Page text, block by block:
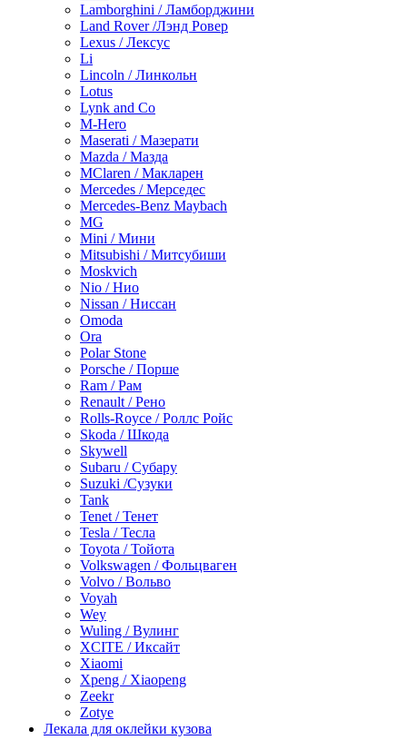
Lamborghini / Ламборджини
Land Rover /Лэнд Ровер
Lexus / Лексус
Li
Lincoln / Линкольн
Lotus
Lynk and Co
M-Hero
Maserati / Мазерати
Mazda / Мазда
MClaren / Макларен
Mercedes / Мерседес
Mercedes-Benz Maybach
MG
Mini / Мини
Mitsubishi / Митсубиши
Moskvich
Nio / Нио
Nissan / Ниссан
Omoda
Ora
Polar Stone
Porsche / Порше
Ram / Рам
Renault / Рено
Rolls-Royce / Роллс Ройс
Skoda / Шкода
Skywell
Subaru / Субару
Suzuki /Сузуки
Tank
Tenet / Тенет
Tesla / Тесла
Toyota / Тойота
Volkswagen / Фольцваген
Volvo / Вольво
Voyah
Wey
Wuling / Вулинг
XCITE / Иксайт
Xiaomi
Xpeng / Xiaopeng
Zeekr
Zotye
Лекала для оклейки кузова